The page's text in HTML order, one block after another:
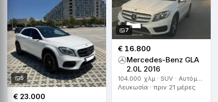
5
€ 23.000
7
€ 16.800
Mercedes-Benz GLA
2.0L 2016
104.000 χλμ · SUV · Αυτόματο
Λευκωσία · πριν 21 μέρες